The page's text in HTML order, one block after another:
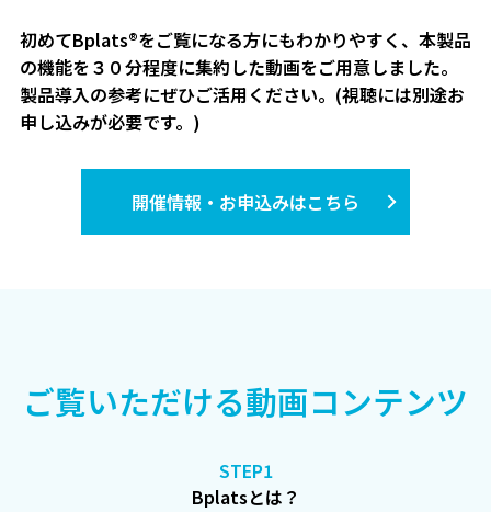
初めてBplats®をご覧になる方にもわかりやすく、本製品
の機能を３０分程度に集約した動画をご用意しました。
製品導入の参考にぜひご活用ください。(視聴には別途お
申し込みが必要です。)
開催情報・お申込みはこちら
ご覧いただける動画コンテンツ
STEP1
Bplatsとは？